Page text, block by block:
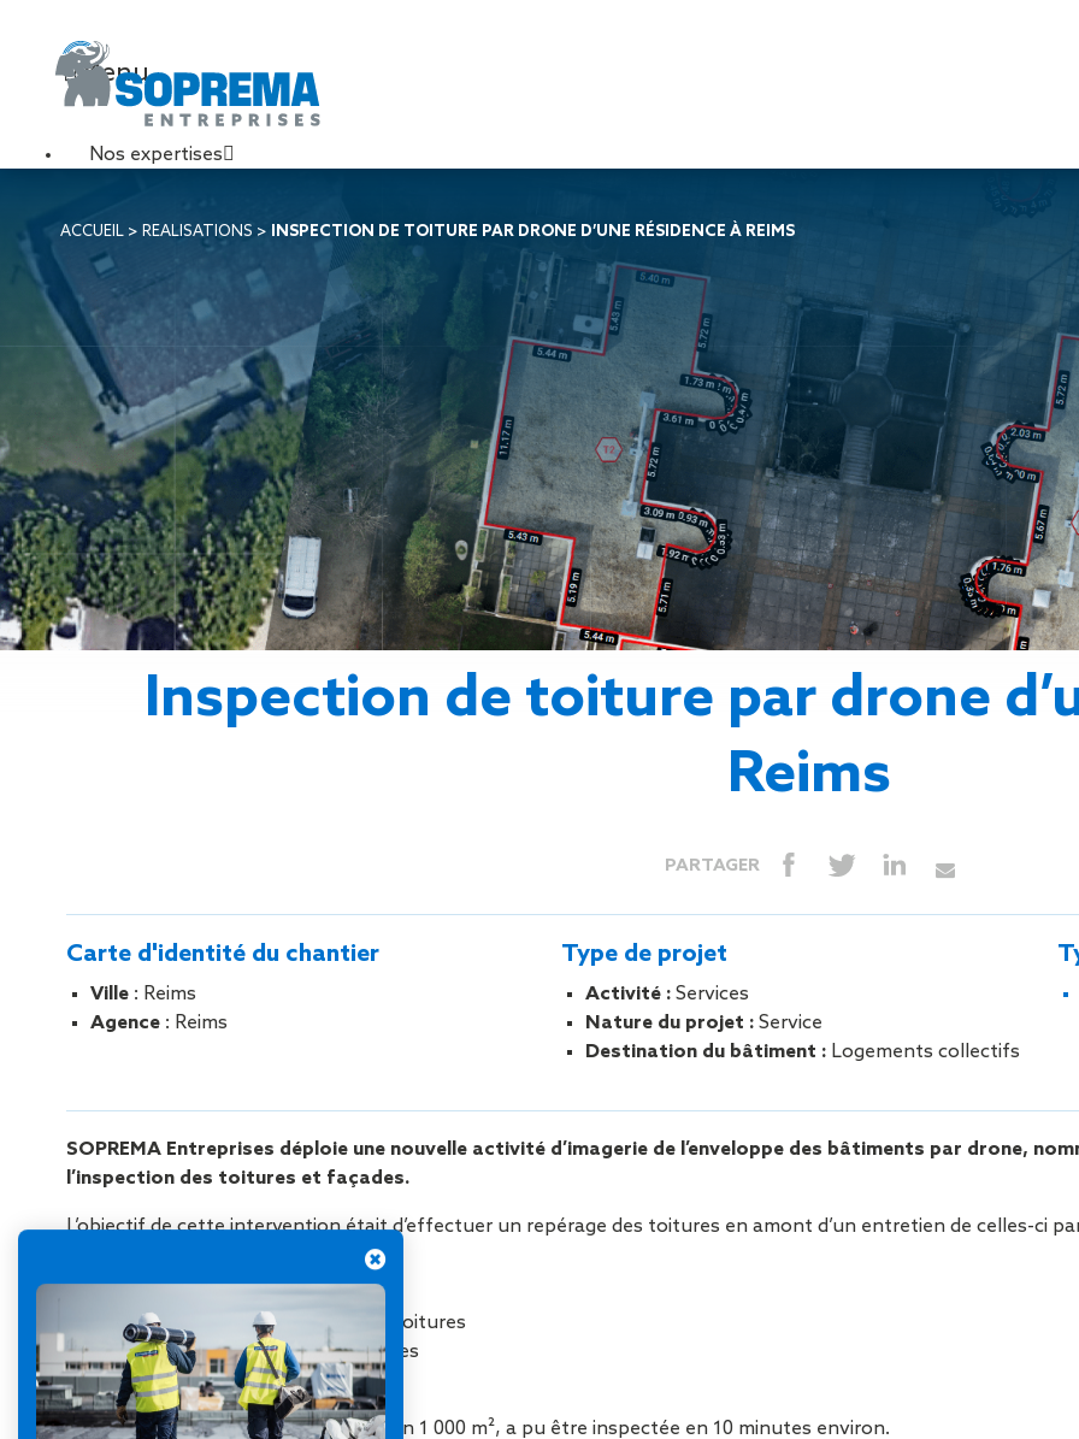
Menu
Nos expertises
Travaux de toiture
Couverture sèche
Désenfumage
Éclairage naturel
Étanchéité liquide
Étanchéité sur support
acier
Étanchéité sur support
béton
Étanchéité sur support
bois
Gestion des Eaux
Pluviales (GEP)
Hygrométrie
Rafraichissement
adiabatique
Réfection
d’étanchéité
Végétalisation de
toiture
Travaux de
façade
Bardage
double peau
Bardage
Bardage
simple peau
Étanchéité
des parois
enterrées
Isolation
Thermique par
l’Extérieur
Perméabilité
à l’air
Travaux de
Charpente en
bois lamellé-
collé
Charpente
métallique
Charpente
mixte acier-
bois
Métallerie –
Serrurerie
d’entretien
toiture et
réparation
toiture
terrasse
plat
toiture-
accessible
toiture en
pluviale
fuites
ACCUEIL > REALISATIONS > INSPECTION DE TOITURE PAR DRONE D’UNE RÉSIDENCE À REIMS
Inspection de toiture par drone
Reims
PARTAGER
Carte d'identité du chantier
Ville : Reims
Agence : Reims
Type de projet
Activité : Services
Nature du projet : Service
Destination du bâtiment : Logements collectifs
SOPREMA Entreprises déploie une nouvelle activité d’imagerie de l’enveloppe des bâtiments par drone,
l’inspection des toitures et façades.
L’objectif de cette intervention était d’effectuer un repérage des toitures en amont d’un entretien de celles-ci
Repérer les accès des différentes toitures
Rendre compte de l’état des toitures
Réaliser les métrés des toitures
La surface totale des toitures, environ 1 000 m², a pu être inspectée en 10 minutes environ.